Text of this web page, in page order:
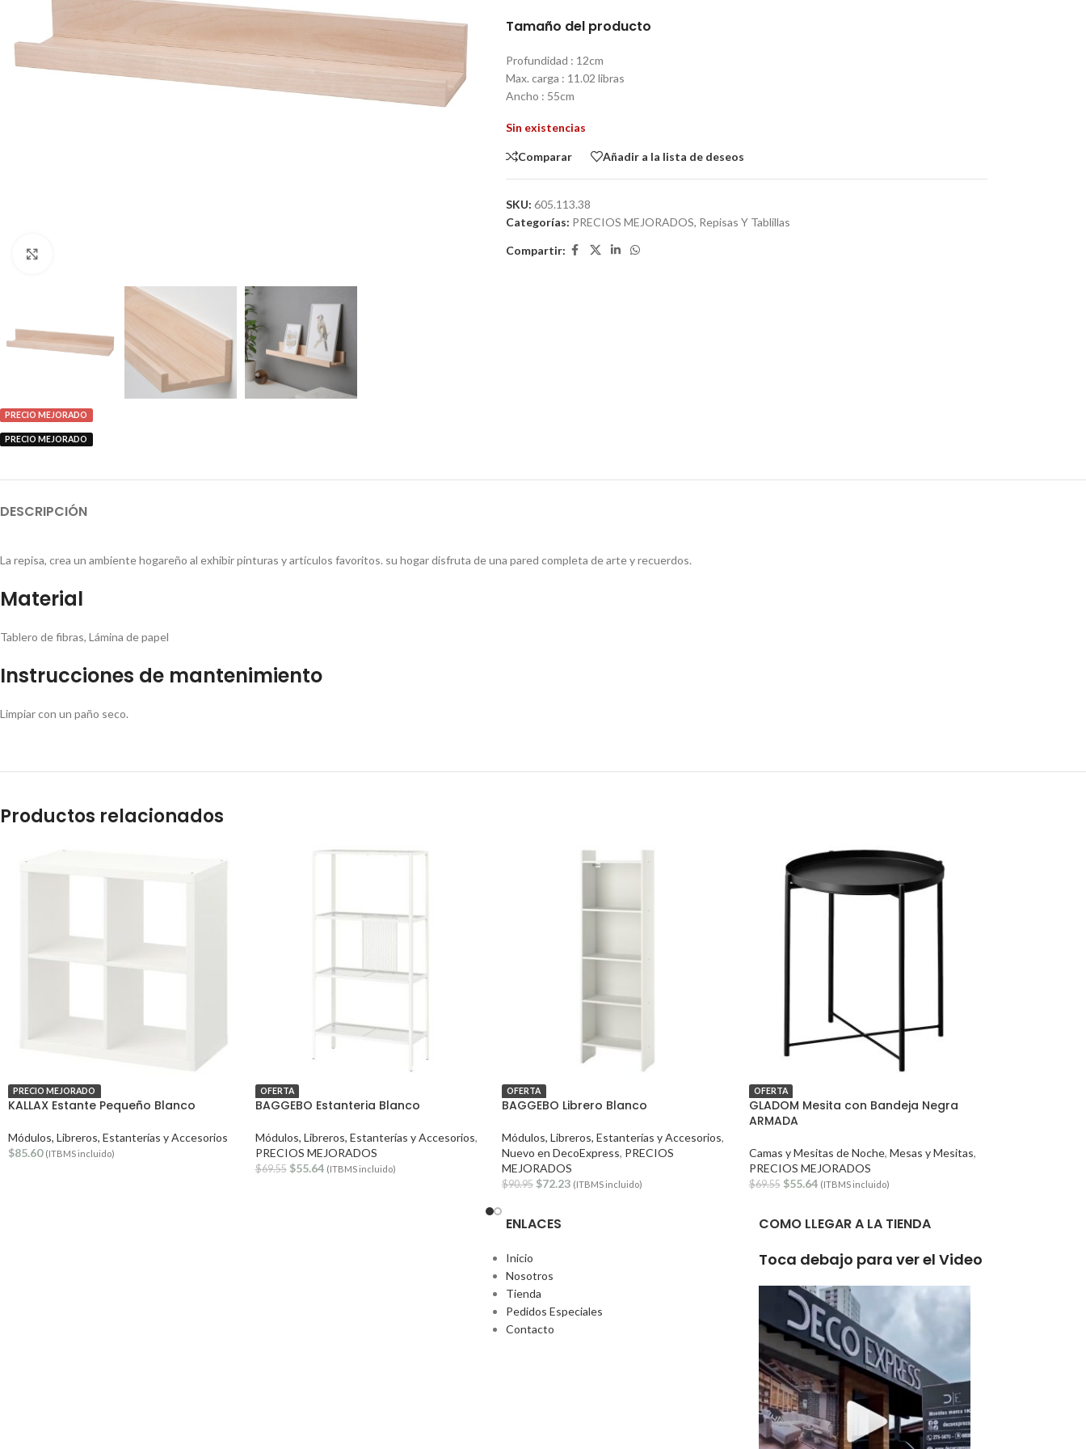
PRECIO MEJORADO
PRECIO MEJORADO
Tamaño del producto
Profundidad : 12cm
Max. carga : 11.02 libras
Ancho : 55cm
Sin existencias
Comparar Añadir a la lista de deseos
SKU: 605.113.38
Categorías: PRECIOS MEJORADOS, Repisas Y Tablillas
Compartir:
DESCRIPCIÓN
La repisa, crea un ambiente hogareño al exhibir pinturas y artículos favoritos. su hogar disfruta de una pared completa de arte y recuerdos.
Material
Tablero de fibras, Lámina de papel
Instrucciones de mantenimiento
Limpiar con un paño seco.
Productos relacionados
PRECIO MEJORADO
KALLAX Estante Pequeño Blanco
Módulos, Libreros, Estanterías y Accesorios
$85.60 (ITBMS incluido)
OFERTA
BAGGEBO Estanteria Blanco
Módulos, Libreros, Estanterías y Accesorios,
PRECIOS MEJORADOS
$69.55 $55.64 (ITBMS incluido)
OFERTA
BAGGEBO Librero Blanco
Módulos, Libreros, Estanterías y Accesorios,
Nuevo en DecoExpress, PRECIOS
MEJORADOS
$90.95 $72.23 (ITBMS incluido)
OFERTA
GLADOM Mesita con Bandeja Negra
ARMADA
Camas y Mesitas de Noche, Mesas y Mesitas,
PRECIOS MEJORADOS
$69.55 $55.64 (ITBMS incluido)
ENLACES
Inicio
Nosotros
Tienda
Pedidos Especiales
Contacto
COMO LLEGAR A LA TIENDA
Toca debajo para ver el Video